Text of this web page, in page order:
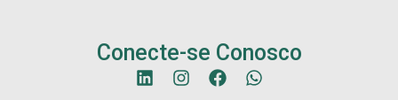
Conecte-se Conosco